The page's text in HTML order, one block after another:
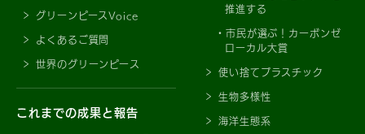
グリーンピースVoice
よくあるご質問
世界のグリーンピース
これまでの成果と報告
推進する
市民が選ぶ！カーボンゼ
ローカル大賞
使い捨てプラスチック
生物多様性
海洋生態系